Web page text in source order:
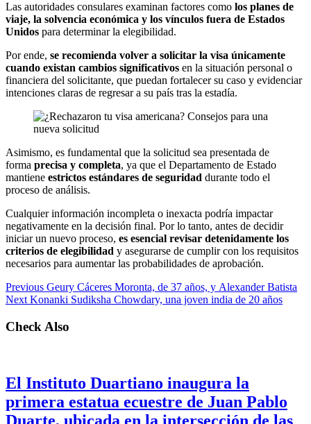
Las autoridades consulares examinan factores como los planes de
viaje, la solvencia económica y los vínculos fuera de Estados
Unidos para determinar la elegibilidad.
Por ende, se recomienda volver a solicitar la visa únicamente
cuando existan cambios significativos en la situación personal o
financiera del solicitante, que puedan fortalecer su caso y evidenciar
intenciones claras de regresar a su país tras la estadía.
Asimismo, es fundamental que la solicitud sea presentada de
forma precisa y completa, ya que el Departamento de Estado
mantiene estrictos estándares de seguridad durante todo el
proceso de análisis.
Cualquier información incompleta o inexacta podría impactar
negativamente en la decisión final. Por lo tanto, antes de decidir
iniciar un nuevo proceso, es esencial revisar detenidamente los
criterios de elegibilidad y asegurarse de cumplir con los requisitos
necesarios para aumentar las probabilidades de aprobación.
Previous Geury Cáceres Moronta, de 37 años, y Alexander Batista
NextKonanki Sudiksha Chowdary, una joven india de 20 años
Check Also
El Instituto Duartiano inaugura la
primera estatua ecuestre de Juan Pablo
Duarte, ubicada en la intersección de las